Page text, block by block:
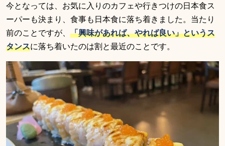
今となっては、お気に入りのカフェや行きつけの日本食ス
ーパーも決まり、食事も日本食に落ち着きました。当たり
前のことですが、 「興味があれば、やれば良い」というス
タンスに落ち着いたのは割と最近のことです。